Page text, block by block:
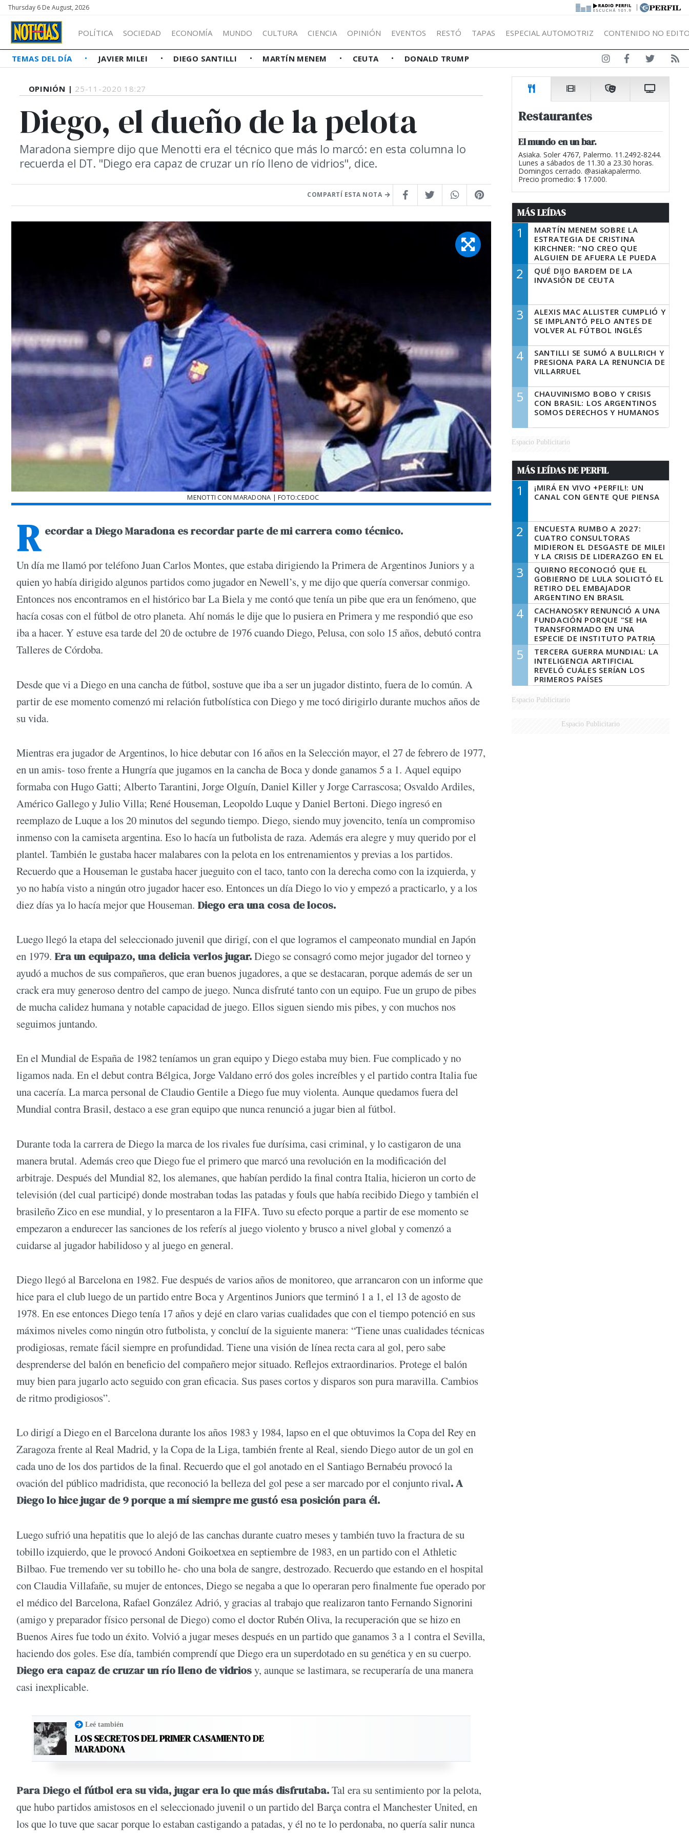
Thursday 6 De August, 2026 |
POLÍTICA SOCIEDAD ECONOMÍA MUNDO CULTURA CIENCIA OPINIÓN EVENTOS RESTÓ TAPAS ESPECIAL AUTOMOTRIZ CONTENIDO NO
TEMAS DEL DÍA JAVIER MILEI DIEGO SANTILLI MARTÍN MENEM CEUTA DONALD TRUMP
OPINIÓN | 25-11-2020 18:27
Diego, el dueño de la pelota
Maradona siempre dijo que Menotti era el técnico que más lo marcó: en esta columna lo
recuerda el DT. "Diego era capaz de cruzar un río lleno de vidrios", dice.
COMPARTÍ ESTA NOTA
MENOTTI CON MARADONA | FOTO:CEDOC
R ecordar a Diego Maradona es recordar parte de mi carrera como técnico.
Un día me llamó por teléfono Juan Carlos Montes, que estaba dirigiendo la Primera de Argentinos Juniors y a
quien yo había dirigido algunos partidos como jugador en Newell’s, y me dijo que quería conversar conmigo.
Entonces nos encontramos en el histórico bar La Biela y me contó que tenía un pibe que era un fenómeno, que
hacía cosas con el fútbol de otro planeta. Ahí nomás le dije que lo pusiera en Primera y me respondió que eso
iba a hacer. Y estuve esa tarde del 20 de octubre de 1976 cuando Diego, Pelusa, con solo 15 años, debutó contra
Talleres de Córdoba.
Desde que vi a Diego en una cancha de fútbol, sostuve que iba a ser un jugador distinto, fuera de lo común. A
partir de ese momento comenzó mi relación futbolística con Diego y me tocó dirigirlo durante muchos años de
su vida.
Mientras era jugador de Argentinos, lo hice debutar con 16 años en la Selección mayor, el 27 de febrero de 1977,
en un amis- toso frente a Hungría que jugamos en la cancha de Boca y donde ganamos 5 a 1. Aquel equipo
formaba con Hugo Gatti; Alberto Tarantini, Jorge Olguín, Daniel Killer y Jorge Carrascosa; Osvaldo Ardiles,
Américo Gallego y Julio Villa; René Houseman, Leopoldo Luque y Daniel Bertoni. Diego ingresó en
reemplazo de Luque a los 20 minutos del segundo tiempo. Diego, siendo muy jovencito, tenía un compromiso
inmenso con la camiseta argentina. Eso lo hacía un futbolista de raza. Además era alegre y muy querido por el
plantel. También le gustaba hacer malabares con la pelota en los entrenamientos y previas a los partidos.
Recuerdo que a Houseman le gustaba hacer jueguito con el taco, tanto con la derecha como con la izquierda, y
yo no había visto a ningún otro jugador hacer eso. Entonces un día Diego lo vio y empezó a practicarlo, y a los
diez días ya lo hacía mejor que Houseman. Diego era una cosa de locos.
Luego llegó la etapa del seleccionado juvenil que dirigí, con el que logramos el campeonato mundial en Japón
en 1979. Era un equipazo, una delicia verlos jugar.Diego se consagró como mejor jugador del torneo y
ayudó a muchos de sus compañeros, que eran buenos jugadores, a que se destacaran, porque además de ser un
crack era muy generoso dentro del campo de juego. Nunca disfruté tanto con un equipo. Fue un grupo de pibes
de mucha calidez humana y notable capacidad de juego. Ellos siguen siendo mis pibes, y con muchos nos
seguimos juntando.
En el Mundial de España de 1982 teníamos un gran equipo y Diego estaba muy bien. Fue complicado y no
ligamos nada. En el debut contra Bélgica, Jorge Valdano erró dos goles increíbles y el partido contra Italia fue
una cacería. La marca personal de Claudio Gentile a Diego fue muy violenta. Aunque quedamos fuera del
Mundial contra Brasil, destaco a ese gran equipo que nunca renunció a jugar bien al fútbol.
Durante toda la carrera de Diego la marca de los rivales fue durísima, casi criminal, y lo castigaron de una
manera brutal. Además creo que Diego fue el primero que marcó una revolución en la modificación del
arbitraje. Después del Mundial 82, los alemanes, que habían perdido la final contra Italia, hicieron un corto de
televisión (del cual participé) donde mostraban todas las patadas y fouls que había recibido Diego y también el
brasileño Zico en ese mundial, y lo presentaron a la FIFA. Tuvo su efecto porque a partir de ese momento se
empezaron a endurecer las sanciones de los referís al juego violento y brusco a nivel global y comenzó a
cuidarse al jugador habilidoso y al juego en general.
Diego llegó al Barcelona en 1982. Fue después de varios años de monitoreo, que arrancaron con un informe que
hice para el club luego de un partido entre Boca y Argentinos Juniors que terminó 1 a 1, el 13 de agosto de
1978. En ese entonces Diego tenía 17 años y dejé en claro varias cualidades que con el tiempo potenció en sus
máximos niveles como ningún otro futbolista, y concluí de la siguiente manera: “Tiene unas cualidades técnicas
prodigiosas, remate fácil siempre en profundidad. Tiene una visión de línea recta cara al gol, pero sabe
desprenderse del balón en beneficio del compañero mejor situado. Reflejos extraordinarios. Protege el balón
muy bien para jugarlo acto seguido con gran eficacia. Sus pases cortos y disparos son pura maravilla. Cambios
de ritmo prodigiosos”.
Lo dirigí a Diego en el Barcelona durante los años 1983 y 1984, lapso en el que obtuvimos la Copa del Rey en
Zaragoza frente al Real Madrid, y la Copa de la Liga, también frente al Real, siendo Diego autor de un gol en
cada uno de los dos partidos de la final. Recuerdo que el gol anotado en el Santiago Bernabéu provocó la
ovación del público madridista, que reconoció la belleza del gol pese a ser marcado por el conjunto rival. A
Diego lo hice jugar de 9 porque a mí siempre me gustó esa posición para él.
Luego sufrió una hepatitis que lo alejó de las canchas durante cuatro meses y también tuvo la fractura de su
tobillo izquierdo, que le provocó Andoni Goikoetxea en septiembre de 1983, en un partido con el Athletic
Bilbao. Fue tremendo ver su tobillo he- cho una bola de sangre, destrozado. Recuerdo que estando en el hospital
con Claudia Villafañe, su mujer de entonces, Diego se negaba a que lo operaran pero finalmente fue operado por
el médico del Barcelona, Rafael González Adrió, y gracias al trabajo que realizaron tanto Fernando Signorini
(amigo y preparador físico personal de Diego) como el doctor Rubén Oliva, la recuperación que se hizo en
Buenos Aires fue todo un éxito. Volvió a jugar meses después en un partido que ganamos 3 a 1 contra el Sevilla,
haciendo dos goles. Ese día, también comprendí que Diego era un superdotado en su genética y en su cuerpo.
Diego era capaz de cruzar un río lleno de vidriosy, aunque se lastimara, se recuperaría de una manera
casi inexplicable.
Leé también
LOS SECRETOS DEL PRIMER CASAMIENTO DE
MARADONA
Para Diego el fútbol era su vida, jugar era lo que más disfrutaba.Tal era su sentimiento por la pelota,
que hubo partidos amistosos en el seleccionado juvenil o un partido del Barça contra el Manchester United, en
los que lo tuve que sacar porque lo estaban castigando a patadas, y él no te lo perdonaba, no quería salir nunca
Restaurantes
El mundo en un bar.
Asiaka. Soler 4767, Palermo. 11.2492-8244.
Lunes a sábados de 11.30 a 23.30 horas.
Domingos cerrado. @asiakapalermo.
Precio promedio: $ 17.000.
MÁS LEÍDAS
1
MARTÍN MENEM SOBRE LA
ESTRATEGIA DE CRISTINA
KIRCHNER: "NO CREO QUE
ALGUIEN DE AFUERA LE PUEDA
DECIR A LA JUSTICIA LO QUE
TIENE QUE HACER"
2
QUÉ DIJO BARDEM DE LA
INVASIÓN DE CEUTA
3
ALEXIS MAC ALLISTER CUMPLIÓ Y
SE IMPLANTÓ PELO ANTES DE
VOLVER AL FÚTBOL INGLÉS
4
SANTILLI SE SUMÓ A BULLRICH Y
PRESIONA PARA LA RENUNCIA DE
VILLARRUEL
5
CHAUVINISMO BOBO Y CRISIS
CON BRASIL: LOS ARGENTINOS
SOMOS DERECHOS Y HUMANOS
Espacio Publicitario
MÁS LEÍDAS DE PERFIL
1
¡MIRÁ EN VIVO +PERFIL!: UN
CANAL CON GENTE QUE PIENSA
2
ENCUESTA RUMBO A 2027:
CUATRO CONSULTORAS
MIDIERON EL DESGASTE DE MILEI
Y LA CRISIS DE LIDERAZGO EN EL
PERONISMO
3
QUIRNO RECONOCIÓ QUE EL
GOBIERNO DE LULA SOLICITÓ EL
RETIRO DEL EMBAJADOR
ARGENTINO EN BRASIL
4
CACHANOSKY RENUNCIÓ A UNA
FUNDACIÓN PORQUE "SE HA
TRANSFORMADO EN UNA
ESPECIE DE INSTITUTO PATRIA
INCONDICIONAL DE LA GESTIÓN
DE MILEI"
5
TERCERA GUERRA MUNDIAL: LA
INTELIGENCIA ARTIFICIAL
REVELÓ CUÁLES SERÍAN LOS
PRIMEROS PAÍSES
LATINOAMERICANOS EN SER
DERROTADOS
Espacio Publicitario
Espacio Publicitario